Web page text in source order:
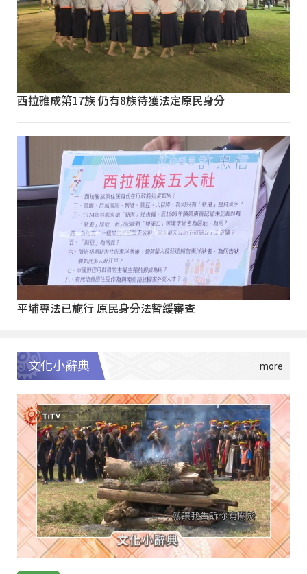
西拉雅成第17族 仍有8族待獲法定原民身分
平埔專法已施行 原民身分法暫緩審查
文化小辭典